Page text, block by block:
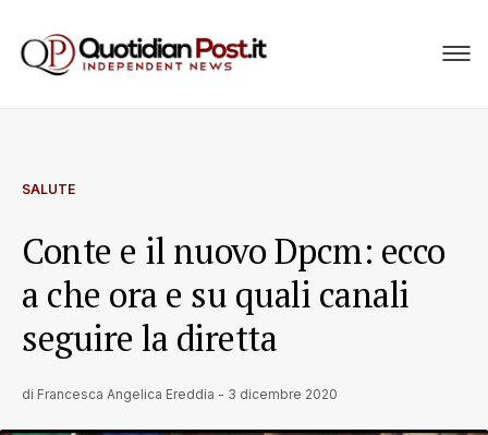
SALUTE
Conte e il nuovo Dpcm: ecco
a che ora e su quali canali
seguire la diretta
di Francesca Angelica Ereddia - 3 dicembre 2020